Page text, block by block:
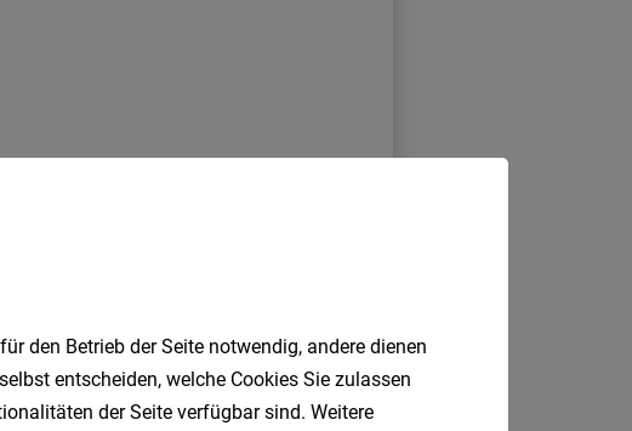
den Betrieb der Seite notwendig, andere dienen
entscheiden, welche Cookies Sie zulassen
der Seite verfügbar sind. Weitere